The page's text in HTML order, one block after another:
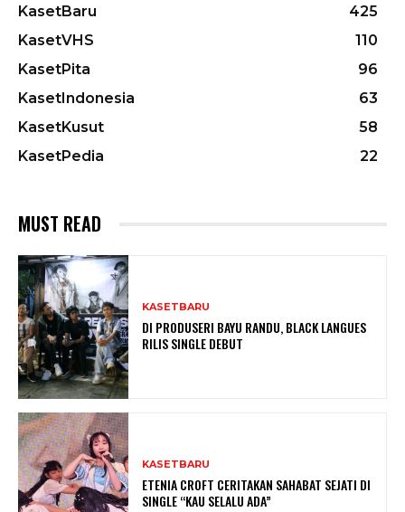
KasetBaru
425
KasetVHS
110
KasetPita
96
KasetIndonesia
63
KasetKusut
58
KasetPedia
22
MUST READ
KASETBARU
DI PRODUSERI BAYU RANDU, BLACK LANGUES
RILIS SINGLE DEBUT
KASETBARU
ETENIA CROFT CERITAKAN SAHABAT SEJATI DI
SINGLE “KAU SELALU ADA”